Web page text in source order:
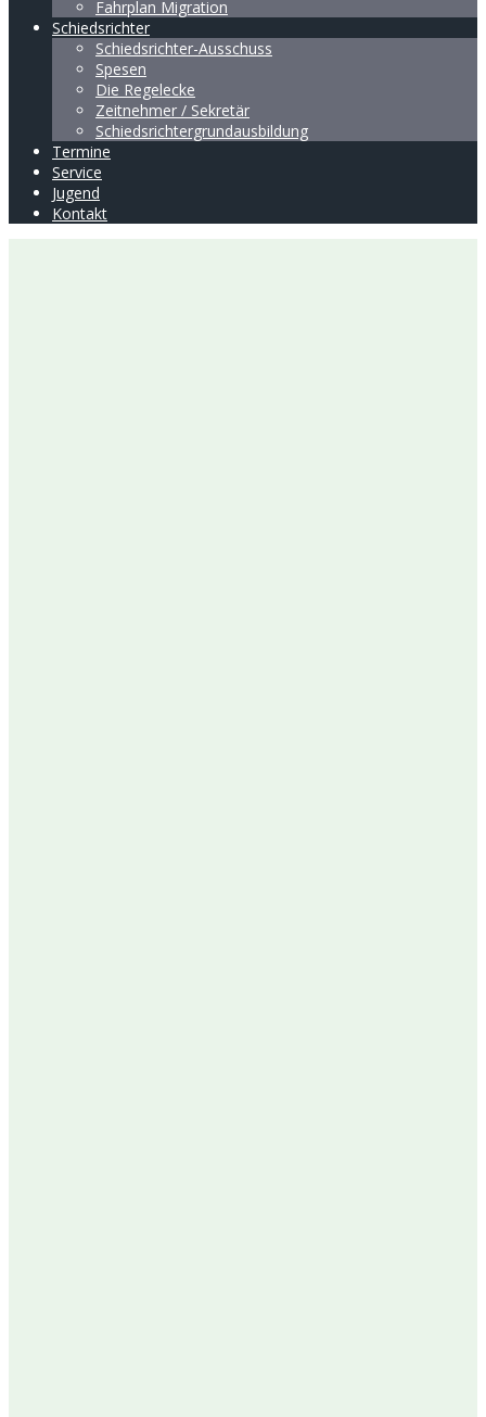
Fahrplan Migration
Schiedsrichter
Schiedsrichter-Ausschuss
Spesen
Die Regelecke
Zeitnehmer / Sekretär
Schiedsrichtergrundausbildung
Termine
Service
Jugend
Kontakt